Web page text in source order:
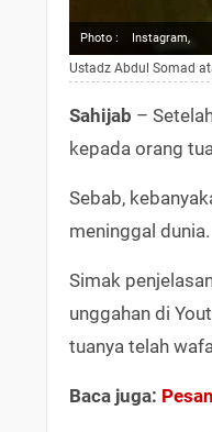
Photo : Instagram,
Ustadz Abdul Somad
Sahijab –
kepada orang
Sebab,
meninggal dunia.
Simak
unggahan di
tuanya telah
Baca juga: